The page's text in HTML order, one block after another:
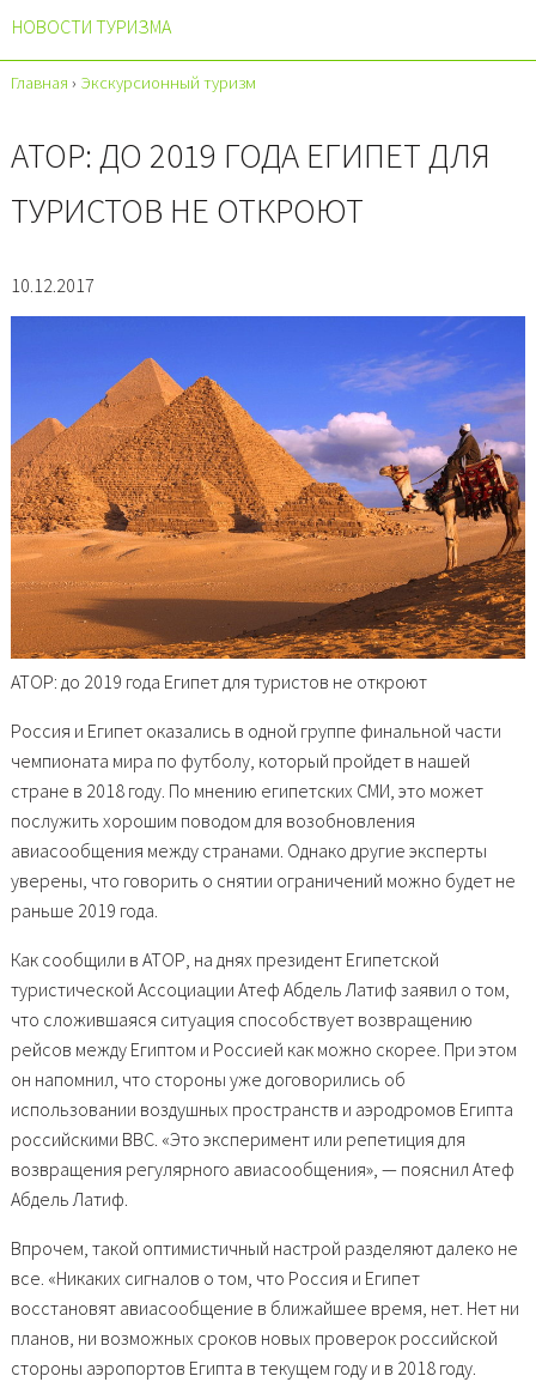
НОВОСТИ ТУРИЗМА
Главная › Экскурсионный туризм
АТОР: ДО 2019 ГОДА ЕГИПЕТ ДЛЯ
ТУРИСТОВ НЕ ОТКРОЮТ
10.12.2017
АТОР: до 2019 года Египет для туристов не откроют
Россия и Египет оказались в одной группе финальной части
чемпионата мира по футболу, который пройдет в нашей
стране в 2018 году. По мнению египетских СМИ, это может
послужить хорошим поводом для возобновления
авиасообщения между странами. Однако другие эксперты
уверены, что говорить о снятии ограничений можно будет не
раньше 2019 года.
Как сообщили в АТОР, на днях президент Египетской
туристической Ассоциации Атеф Абдель Латиф заявил о том,
что сложившаяся ситуация способствует возвращению
рейсов между Египтом и Россией как можно скорее. При этом
он напомнил, что стороны уже договорились об
использовании воздушных пространств и аэродромов Египта
российскими ВВС. «Это эксперимент или репетиция для
возвращения регулярного авиасообщения», — пояснил Атеф
Абдель Латиф.
Впрочем, такой оптимистичный настрой разделяют далеко не
все. «Никаких сигналов о том, что Россия и Египет
восстановят авиасообщение в ближайшее время, нет. Нет ни
планов, ни возможных сроков новых проверок российской
стороны аэропортов Египта в текущем году и в 2018 году.